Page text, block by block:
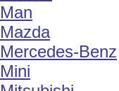
Man
Mazda
Mercedes-Benz
Mini